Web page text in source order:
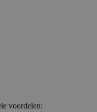
voordelen: